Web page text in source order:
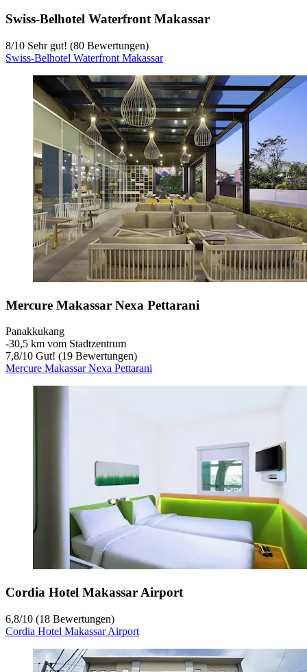
Swiss-Belhotel Waterfront Makassar
8/10 Sehr gut! (80 Bewertungen)
Swiss-Belhotel Waterfront Makassar
Mercure Makassar Nexa Pettarani
Panakkukang
‐30,5 km vom Stadtzentrum
7,8/10 Gut! (19 Bewertungen)
Mercure Makassar Nexa Pettarani
Cordia Hotel Makassar Airport
6,8/10 (18 Bewertungen)
Cordia Hotel Makassar Airport